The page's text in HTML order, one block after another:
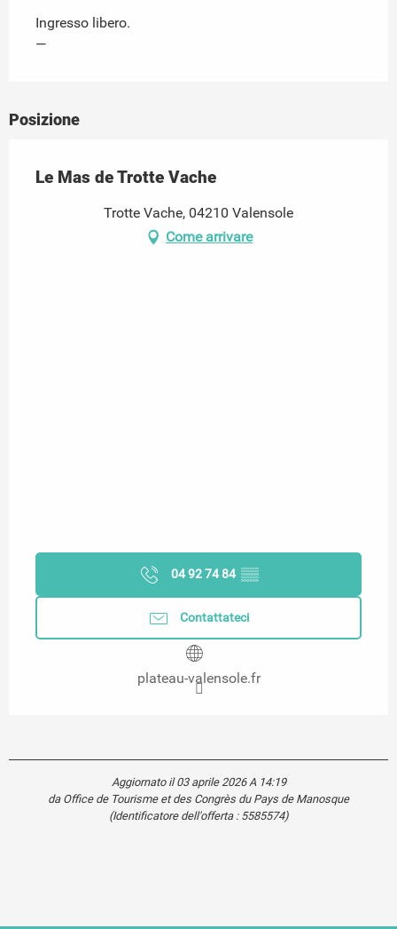
Ingresso libero.
—
Posizione
Le Mas de Trotte Vache
Trotte Vache, 04210 Valensole
Come arrivare
04 92 74 84 ▒▒
Contattateci
plateau-valensole.fr
Aggiornato il 03 aprile 2026 A 14:19
da Office de Tourisme et des Congrès du Pays de Manosque
(Identificatore dell'offerta : 5585574)